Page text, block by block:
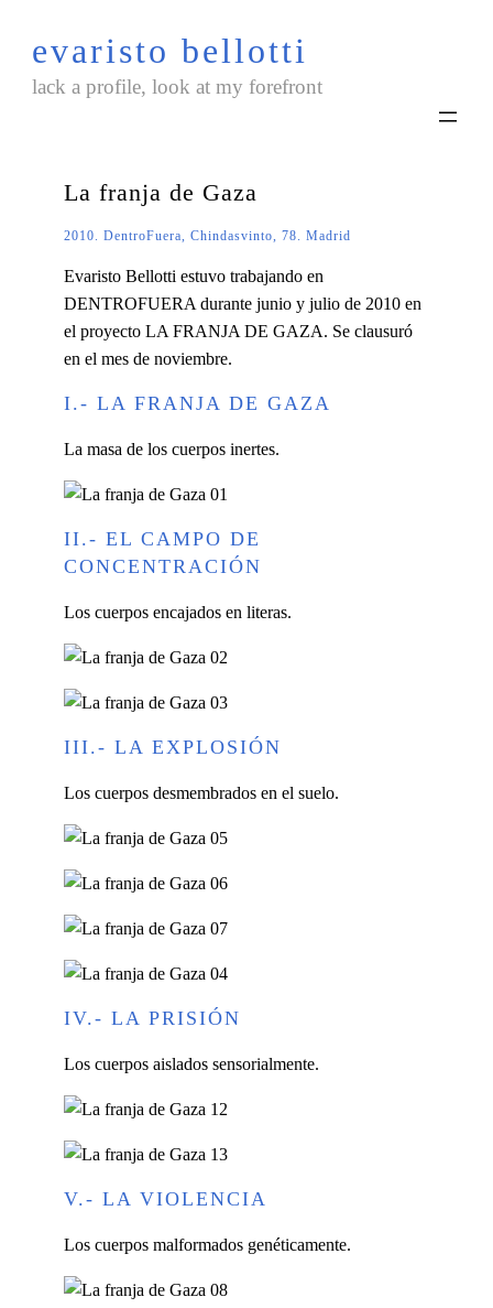
contenidoevaristo bellotti
lack a profile, look at my forefront
La franja de Gaza
2010. DentroFuera, Chindasvinto, 78. Madrid
Evaristo Bellotti estuvo trabajando en
DENTROFUERA durante junio y julio de 2010 en
el proyecto LA FRANJA DE GAZA. Se clausuró
en el mes de noviembre.
I.- LA FRANJA DE GAZA
La masa de los cuerpos inertes.
II.- EL CAMPO DE
CONCENTRACIÓN
Los cuerpos encajados en literas.
III.- LA EXPLOSIÓN
Los cuerpos desmembrados en el suelo.
IV.- LA PRISIÓN
Los cuerpos aislados sensorialmente.
V.- LA VIOLENCIA
Los cuerpos malformados genéticamente.